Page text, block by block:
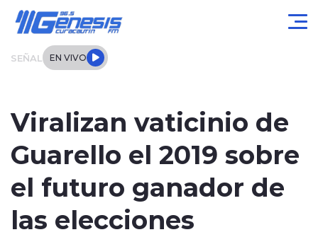
SEÑAL EN VIVO
Tendencias
Viralizan vaticinio de
Guarello el 2019 sobre
el futuro ganador de
las elecciones